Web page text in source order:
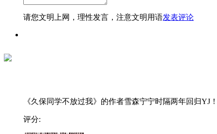
请您文明上网，理性发言，注意文明用语发表评论
《久保同学不放过我》的作者雪森宁宁时隔两年回归YJ
评分: